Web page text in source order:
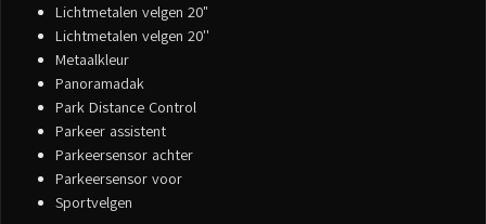
Lichtmetalen velgen 20"
Lichtmetalen velgen 20''
Metaalkleur
Panoramadak
Park Distance Control
Parkeer assistent
Parkeersensor achter
Parkeersensor voor
Sportvelgen